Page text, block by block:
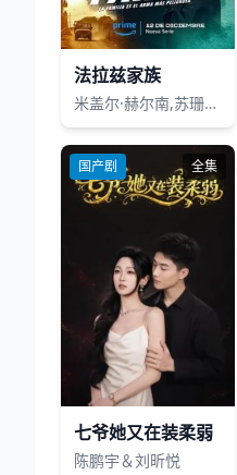
法拉兹家族
米盖尔·赫尔南,苏珊娜·阿巴图纳·戈麦斯,佩德罗·卡萨布兰科,诺拉·纳瓦斯,费尔南多·特赫罗,艾格尔·纳尔,奥马尔·阿尤索,马哈姆·胡里,薇琪·亚拉可,维拉迪米尔·克鲁兹,Amparo Pi?ero,Adam Jeziersky,Roberto Lezana,Nahuel Picone,Cristina Ureta,José Florencio Pi?ero,Selim Clayssen,Hamid Krim,Héctor Noas,Christophe Klostermann
国产剧 全集
七爷她又在装柔弱
陈鹏宇＆刘昕悦